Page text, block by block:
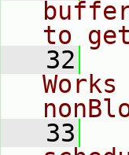
to
   32
   33